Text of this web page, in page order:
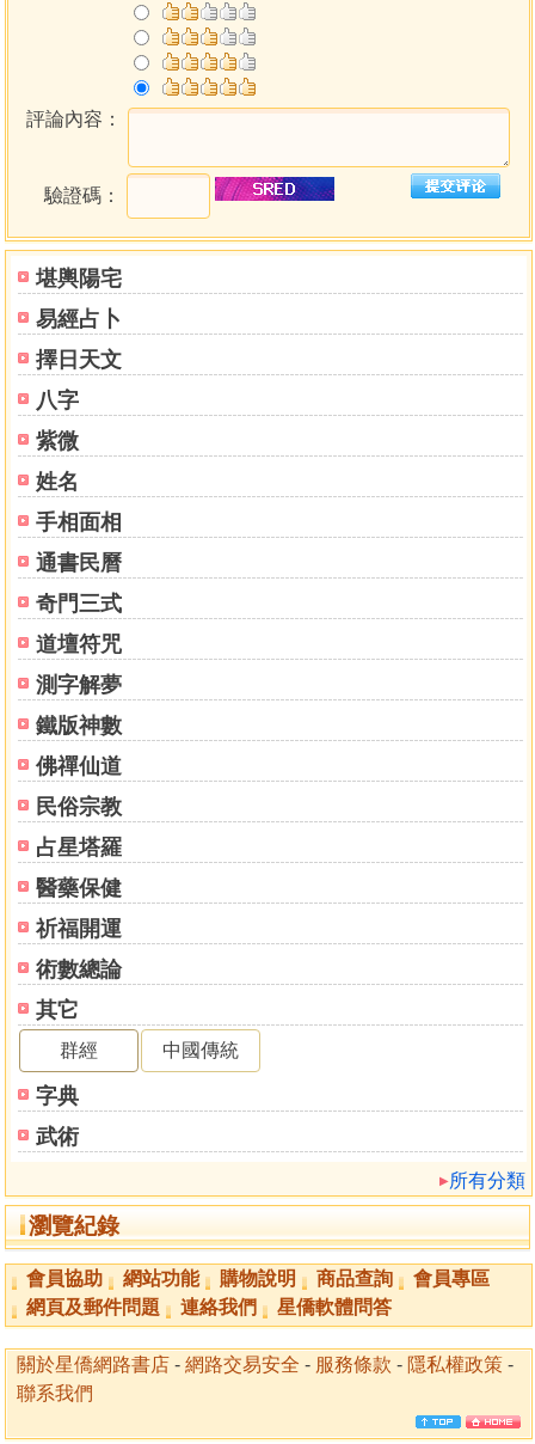
堪輿陽宅
易經占卜
擇日天文
八字
紫微
姓名
手相面相
通書民曆
奇門三式
道壇符咒
測字解夢
鐵版神數
佛禪仙道
民俗宗教
占星塔羅
醫藥保健
祈福開運
術數總論
其它
群經 中國傳統
字典
武術
所有分類
瀏覽紀錄
評論內容：
驗證碼：
會員協助 網站功能 購物說明 商品查詢
會員專區
網頁及郵件問題
連絡我們 星僑軟體問答
關於星僑網路書店 - 網路交易安全 - 服務條款 - 隱私權政策 -
聯系我們